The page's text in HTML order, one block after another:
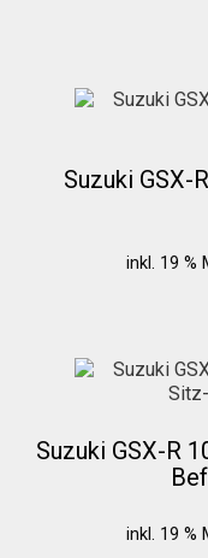
Suzuki GSX-
inkl. 19 %
Suzuki GSX-R
inkl. 19 %